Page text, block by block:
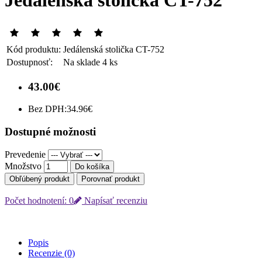
Kód produktu: Jedálenská stolička CT-752
Dostupnosť:
Na sklade 4 ks
43.00€
Bez DPH:34.96€
Dostupné možnosti
Prevedenie
Množstvo
Do košíka
Obľúbený produkt
Porovnať produkt
Počet hodnotení: 0 Napísať recenziu
Popis
Recenzie (0)